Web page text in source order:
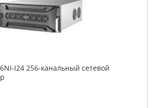
I24 256-канальный сетевой